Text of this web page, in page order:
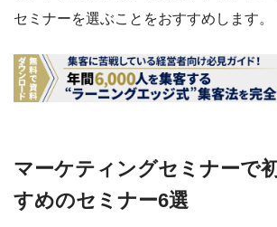
セミナーを選ぶことをおすすめします。
マーケティングセミナーで
すめのセミナー6選